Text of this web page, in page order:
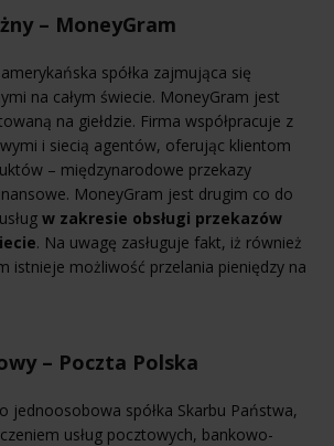
– MoneyGram
spółka zajmująca się
na całym świecie. MoneyGram jest
na giełdzie. Firma współpracuje z
i siecią agentów, oferując klientom
– międzynarodowe przekazy
MoneyGram jest drugim co do
w zakresie obsługi przekazów
. Na uwagę zasługuje fakt, iż również
istnieje możliwość przelania pieniędzy na
– Poczta Polska
jednoosobowa spółka Skarbu Państwa,
usług pocztowych, bankowo-